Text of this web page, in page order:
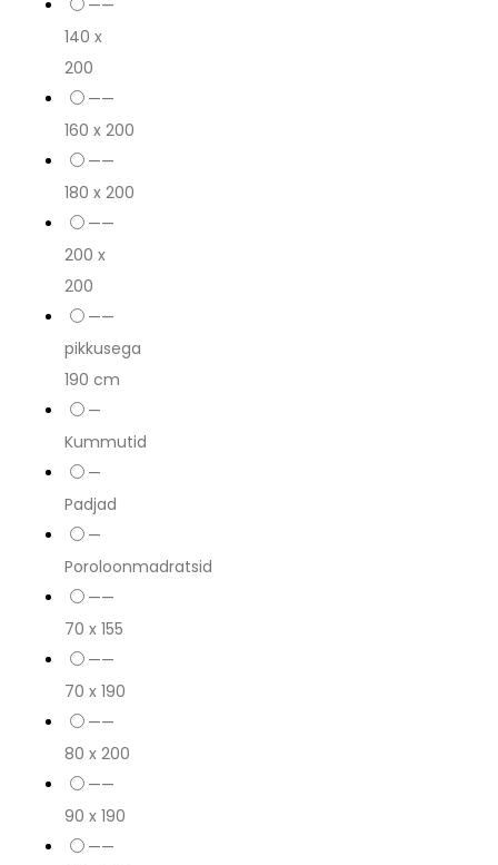
——
140 x
200
——
160 x 200
——
180 x 200
——
200 x
200
——
pikkusega
190 cm
—
Kummutid
—
Padjad
—
Poroloonmadratsid
——
70 x 155
——
70 x 190
——
80 x 200
——
90 x 190
——